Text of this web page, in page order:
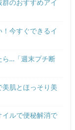
のおすすめアイ
今すぐできるイ
ら…「週末プチ断
肌とほっそり美
イルで便秘解消で